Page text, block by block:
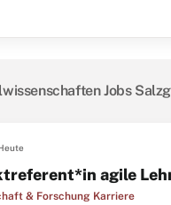
Jobs
agile
& Forschung Karriere